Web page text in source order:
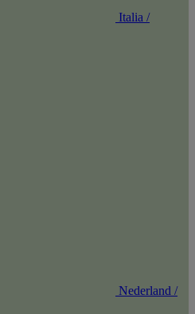
Italia /
Nederland /